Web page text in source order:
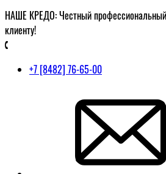
НАШЕ КРЕДО: Честный
клиенту!
+7 [8482] 76-65-00